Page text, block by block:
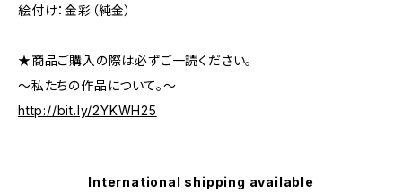
絵付け：金彩（純金）
★商品ご購入の際は必ずご一読ください。
～私たちの作品について。～
http://bit.ly/2YKWH25
International shipping available